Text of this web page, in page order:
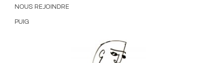
NOUS REJOINDRE
PUIG